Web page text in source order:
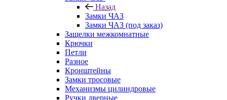
Назад
Замки ЧАЗ
Замки ЧАЗ (под заказ)
Защелки межкомнатные
Крючки
Петли
Разное
Кронштейны
Замки тросовые
Механизмы цилиндровые
Ручки дверные